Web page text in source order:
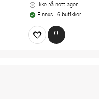
Ikke på nettlager
Finnes i 6 butikker